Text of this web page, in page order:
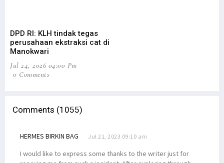
DPD RI: KLH tindak tegas
perusahaan ekstraksi cat di
Manokwari
Jul 24, 2026 04:00 Pm
0 Comments
Comments (1055)
HERMES BIRKIN BAG Jul 21, 2023 09:10 am
I would like to express some thanks to the writer just for